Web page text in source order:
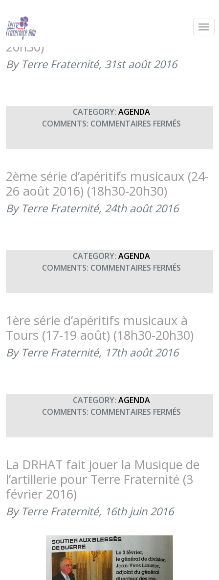
3ème série d’apéritifs musicaux à
Tours (31 août-2 septembre) (18h30-
20h30)
By Terre Fraternité, 31st août 2016
CATEGORY: AGENDA
COMMENTS: COMMENTAIRES FERMÉS
SÉRIE
MUSICAUX
À
(18H30-
2ème série d’apéritifs musicaux (24-
26 août 2016) (18h30-20h30)
By Terre Fraternité, 24th août 2016
CATEGORY: AGENDA
COMMENTS: COMMENTAIRES FERMÉS
SÉRIE
MUSICAUX
(24-
26
1ère série d’apéritifs musicaux à
Tours (17-19 août) (18h30-20h30)
By Terre Fraternité, 17th août 2016
CATEGORY: AGENDA
COMMENTS: COMMENTAIRES FERMÉS
SÉRIE
MUSICAUX
À
TOURS
La DRHAT fait jouer la Musique de
l’artillerie pour Terre Fraternité (3
février 2016)
By Terre Fraternité, 16th juin 2016